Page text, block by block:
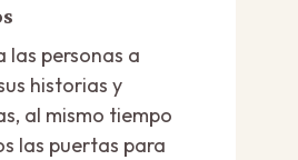
las personas a
historias y
al mismo tiempo
las puertas para